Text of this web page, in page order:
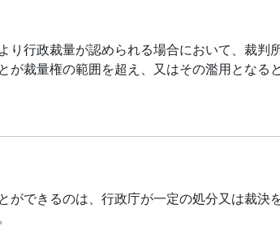
り行政裁量が認められる場合において、裁
が裁量権の範囲を超え、又はその濫用となる
ができるのは、行政庁が一定の処分又は裁